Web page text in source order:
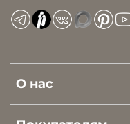
О нас